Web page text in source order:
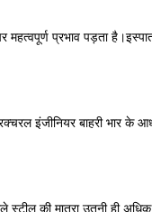
प्रभाव पड़ता
इंजीनियर बाहरी भार के
की मात्रा उतनी ही